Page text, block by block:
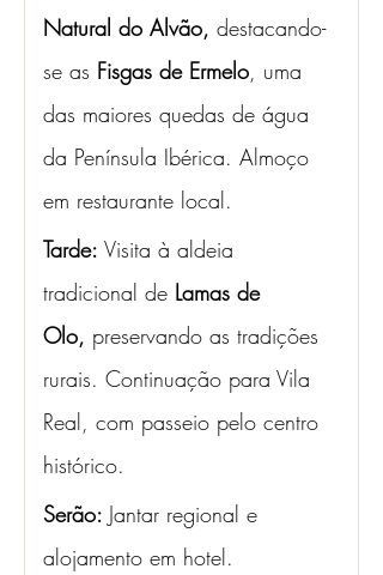
Natural do Alvão, destacando-
se as Fisgas de Ermelo, uma
das maiores quedas de água
da Península Ibérica. Almoço
em restaurante local.
Tarde: Visita à aldeia
tradicional de Lamas de
Olo, preservando as tradições
rurais. Continuação para Vila
Real, com passeio pelo centro
histórico.
Serão: Jantar regional e
alojamento em hotel.